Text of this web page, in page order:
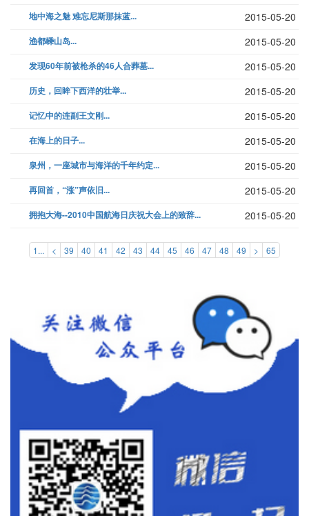
地中海之魅 难忘尼斯那抹蓝... 2015-05-20
渔都嵊山岛... 2015-05-20
发现60年前被枪杀的46人合葬墓... 2015-05-20
历史，回眸下西洋的壮举... 2015-05-20
记忆中的连副王文刚... 2015-05-20
在海上的日子... 2015-05-20
泉州，一座城市与海洋的千年约定... 2015-05-20
再回首，“涨”声依旧... 2015-05-20
拥抱大海--2010中国航海日庆祝大会上的致辞... 2015-05-20
1... < 39 40 41 42 43 44 45 46 47 48 49 > 65